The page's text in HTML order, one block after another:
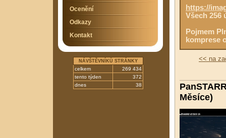
https://
Všech 256
Pojmem
komprese
<< na
Měsíce)
Ocenění
Odkazy
Kontakt
NÁVŠTĚVNÍKŮ STRÁNKY
celkem
269 434
tento týden
372
dnes
38